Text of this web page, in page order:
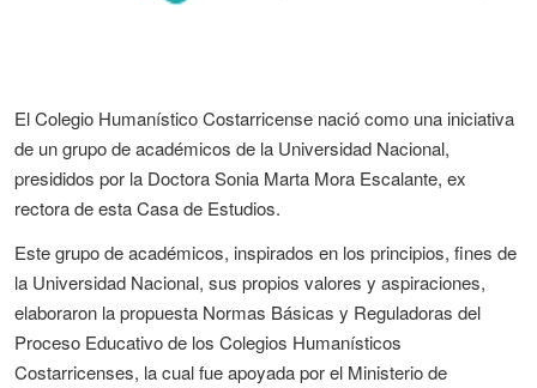
El Colegio Humanístico Costarricense nació como una iniciativa
de un grupo de académicos de la Universidad Nacional,
presididos por la Doctora Sonia Marta Mora Escalante, ex
rectora de esta Casa de Estudios.
Este grupo de académicos, inspirados en los principios, fines de
la Universidad Nacional, sus propios valores y aspiraciones,
elaboraron la propuesta Normas Básicas y Reguladoras del
Proceso Educativo de los Colegios Humanísticos
Costarricenses, la cual fue apoyada por el Ministerio de